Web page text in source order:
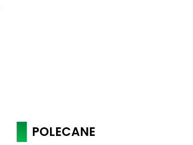
POLECANE